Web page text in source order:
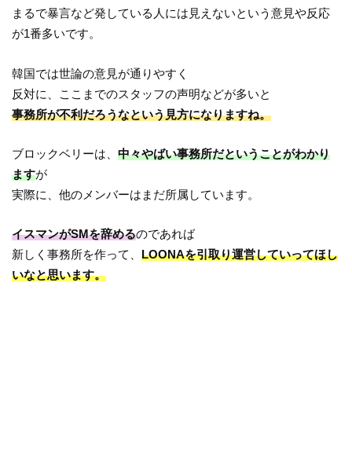
まるで暴言など発している人には見えないという意見や反応
が1番多いです。
韓国では世論の意見が通りやすく
反対に、ここまでのスタッフの声明などが多いと
事務所が不利だろうなという見方になりますね。
ブロックベリーは、中々やばい事務所だということがわかり
ますが
実際に、他のメンバーはまだ所属しています。
イスマンがSMを辞めるのであれば
新しく事務所を作って、LOONAを引取り運営していってほし
いなと思います。